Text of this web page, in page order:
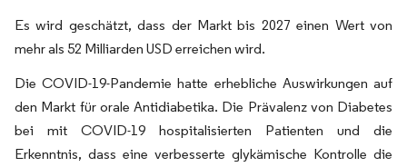
Es wird geschätzt, dass der Markt bis 2027 einen Wert von
mehr als 52 Milliarden USD erreichen wird.
Die COVID-19-Pandemie hatte erhebliche Auswirkungen auf
den Markt für orale Antidiabetika. Die Prävalenz von Diabetes
bei mit COVID-19 hospitalisierten Patienten und die
Erkenntnis, dass eine verbesserte glykämische Kontrolle die